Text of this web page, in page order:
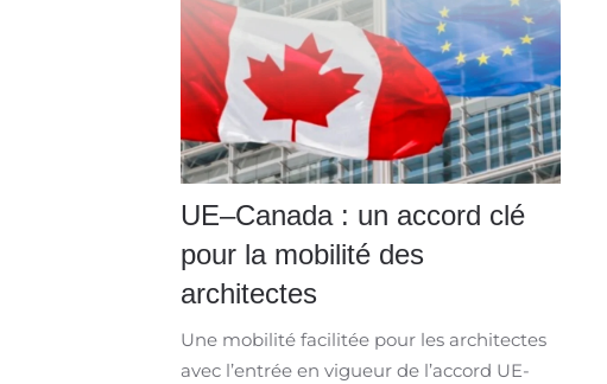
UE–Canada : un accord clé
pour la mobilité des
architectes
Une mobilité facilitée pour les architectes
avec l’entrée en vigueur de l’accord UE-